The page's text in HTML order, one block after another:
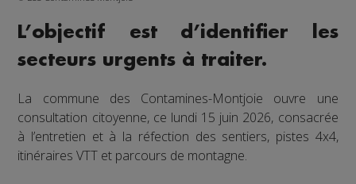
L’objectif est d’identifier les
secteurs urgents à traiter.
La commune des Contamines-Montjoie ouvre une
consultation citoyenne, ce lundi 15 juin 2026, consacrée
à l’entretien et à la réfection des sentiers, pistes 4x4,
itinéraires VTT et parcours de montagne.